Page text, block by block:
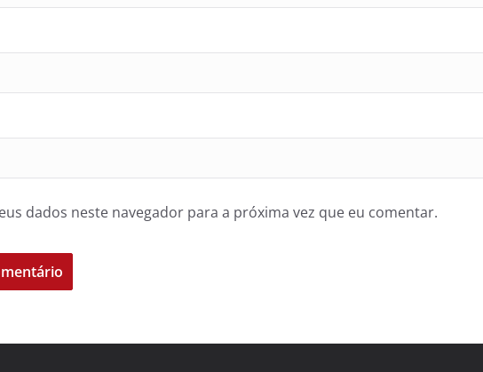
dados neste navegador para a próxima vez que eu comentar.